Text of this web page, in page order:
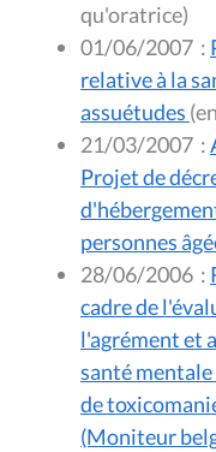
qu'oratrice)
01/06/2007 :
relative à la
assuétudes
21/03/2007 :
Projet de
personnes
28/06/2006 :
cadre de
l'agrément et
santé
de
(Moniteur